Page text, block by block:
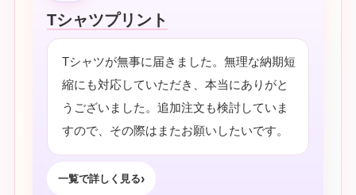
Tシャツプリント
Tシャツが無事に届きました。無理な納期短
縮にも対応していただき、本当にありがと
うございました。追加注文も検討していま
すので、その際はまたお願いしたいです。
一覧で詳しく見る